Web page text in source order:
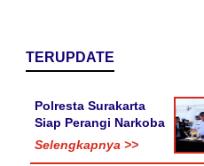
TERUPDATE
Polresta Surakarta
Siap Perangi Narkoba
Selengkapnya >>